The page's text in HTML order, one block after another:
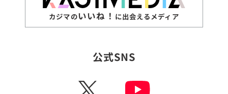
カジマのいいね！ に出会えるメディア
公式SNS
X